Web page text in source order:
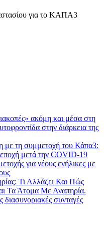
για το ΚΑΠΑ3
ακόμη και μέσα στη
στην διάρκεια της
με τη συμμετοχή του Κάπα3:
μετά την COVID-19
για νέους ενήλικες με
Τι Αλλάζει Και Πώς
Τα Άτομα Με Αναπηρία.
συνταγές